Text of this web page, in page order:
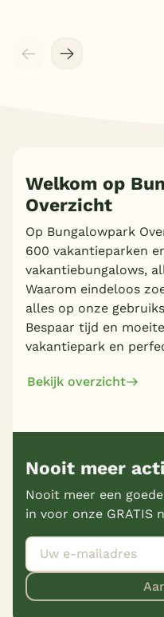
Welkom op
Overzicht
Op Bungalowpark
600 vakantieparken
vakantiebungalows,
Waarom eindeloos
alles op onze
Bespaar tijd en
vakantiepark en
Bekijk overzicht
Nooit meer
Nooit meer een
in voor onze GRATIS